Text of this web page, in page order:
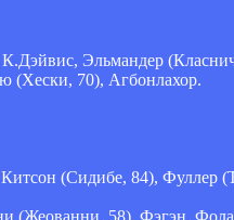
Эльмандер
(Хески, 70), Агбонлахор.
(Сидибе, 84), Фуллер
(Жеованни, 58), Фэгэн,